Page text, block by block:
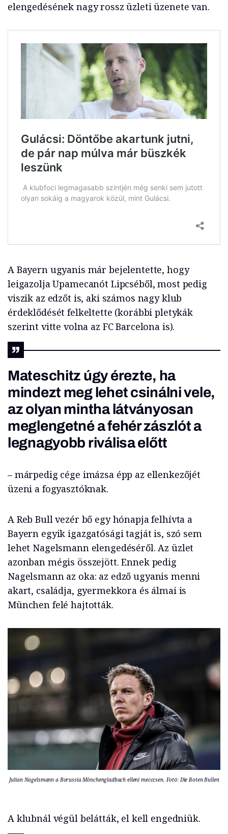
elengedésének nagy rossz üzleti üzenete van.
A Bayern ugyanis már bejelentette, hogy
leigazolja Upamecanót Lipcséből, most pedig
viszik az edzőt is, aki számos nagy klub
érdeklődését felkeltette (korábbi pletykák
szerint vitte volna az FC Barcelona is).
Mateschitz úgy érezte, ha
mindezt meg lehet csinálni vele,
az olyan mintha látványosan
meglengetné a fehér zászlót a
legnagyobb riválisa előtt
– márpedig cége imázsa épp az ellenkezőjét
üzeni a fogyasztóknak.
A Reb Bull vezér bő egy hónapja felhívta a
Bayern egyik igazgatósági tagját is, szó sem
lehet Nagelsmann elengedéséről. Az üzlet
azonban mégis összejött. Ennek pedig
Nagelsmann az oka: az edző ugyanis menni
akart, családja, gyermekkora és álmai is
München felé hajtották.
Julian Nagelsmann a Borussia Mönchengladbach elleni mecccsen. Fotó: Die Roten Bullen
A klubnál végül belátták, el kell engedniük.